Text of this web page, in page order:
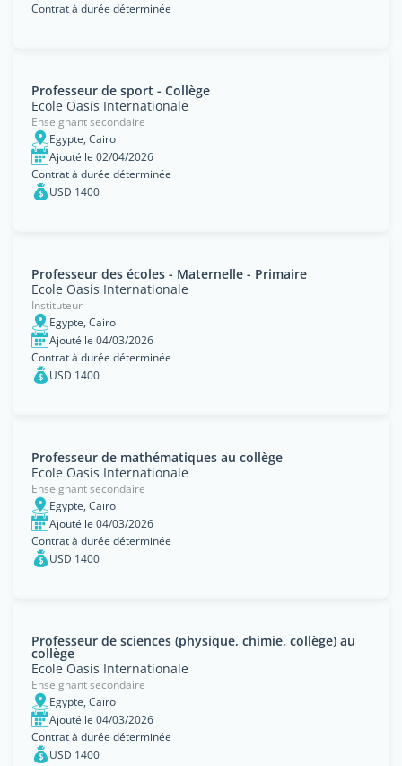
Contrat à durée déterminée
Professeur de sport - Collège
Ecole Oasis Internationale
Enseignant secondaire
Egypte, Cairo
Ajouté le 02/04/2026
Contrat à durée déterminée
USD 1400
Professeur des écoles - Maternelle - Primaire
Ecole Oasis Internationale
Instituteur
Egypte, Cairo
Ajouté le 04/03/2026
Contrat à durée déterminée
USD 1400
Professeur de mathématiques au collège
Ecole Oasis Internationale
Enseignant secondaire
Egypte, Cairo
Ajouté le 04/03/2026
Contrat à durée déterminée
USD 1400
Professeur de sciences (physique, chimie, collège) au
collège
Ecole Oasis Internationale
Enseignant secondaire
Egypte, Cairo
Ajouté le 04/03/2026
Contrat à durée déterminée
USD 1400